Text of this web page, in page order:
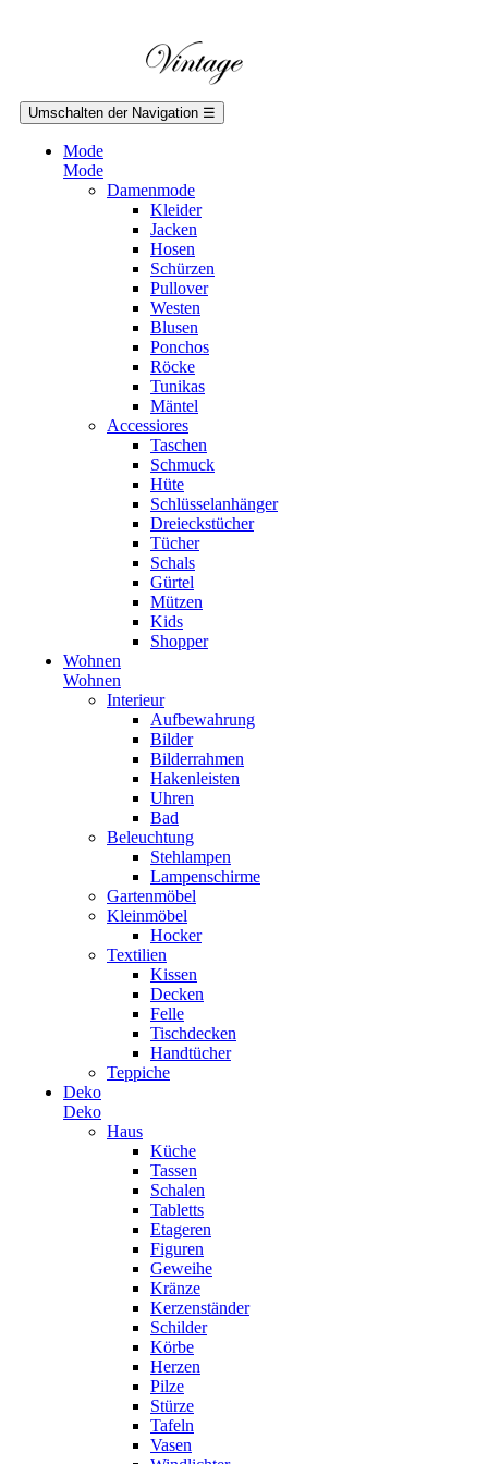
Umschalten der Navigation ☰
Mode
Mode
Damenmode
Kleider
Jacken
Hosen
Schürzen
Pullover
Westen
Blusen
Ponchos
Röcke
Tunikas
Mäntel
Accessiores
Taschen
Schmuck
Hüte
Schlüsselanhänger
Dreieckstücher
Tücher
Schals
Gürtel
Mützen
Kids
Shopper
Wohnen
Wohnen
Interieur
Aufbewahrung
Bilder
Bilderrahmen
Hakenleisten
Uhren
Bad
Beleuchtung
Stehlampen
Lampenschirme
Gartenmöbel
Kleinmöbel
Hocker
Textilien
Kissen
Decken
Felle
Tischdecken
Handtücher
Teppiche
Deko
Deko
Haus
Küche
Tassen
Schalen
Tabletts
Etageren
Figuren
Geweihe
Kränze
Kerzenständer
Schilder
Körbe
Herzen
Pilze
Stürze
Tafeln
Vasen